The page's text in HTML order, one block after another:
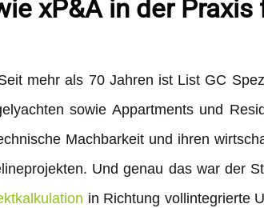
xP&A in der
mehr als 70 Jahren ist List GC
sowie Appartments und
Machbarkeit und ihren
Und genau das war der
in Richtung vollintegrierte